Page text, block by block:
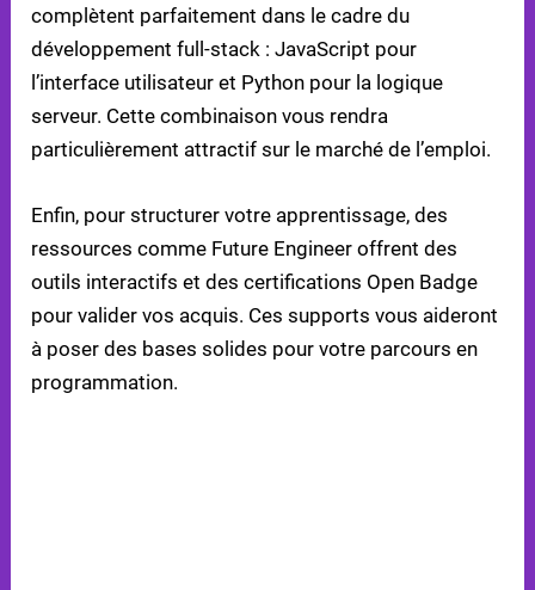
complètent parfaitement dans le cadre du
développement full-stack : JavaScript pour
l’interface utilisateur et Python pour la logique
serveur. Cette combinaison vous rendra
particulièrement attractif sur le marché de l’emploi.
Enfin, pour structurer votre apprentissage, des
ressources comme Future Engineer offrent des
outils interactifs et des certifications Open Badge
pour valider vos acquis. Ces supports vous aideront
à poser des bases solides pour votre parcours en
programmation.